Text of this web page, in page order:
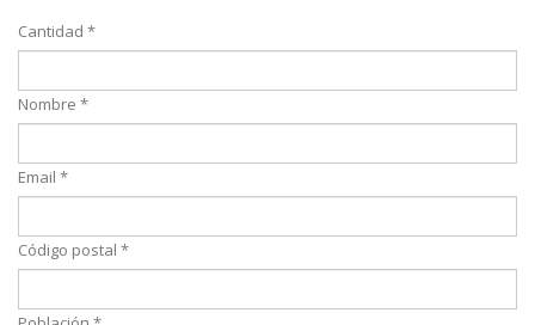
Cantidad *
Nombre *
Email *
Código postal *